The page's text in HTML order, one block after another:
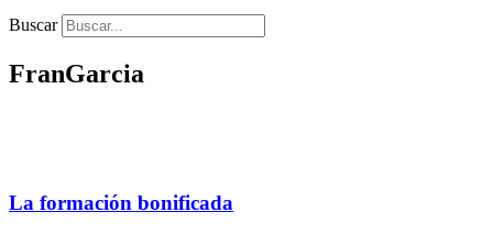
Buscar
FranGarcia
La formación bonificada